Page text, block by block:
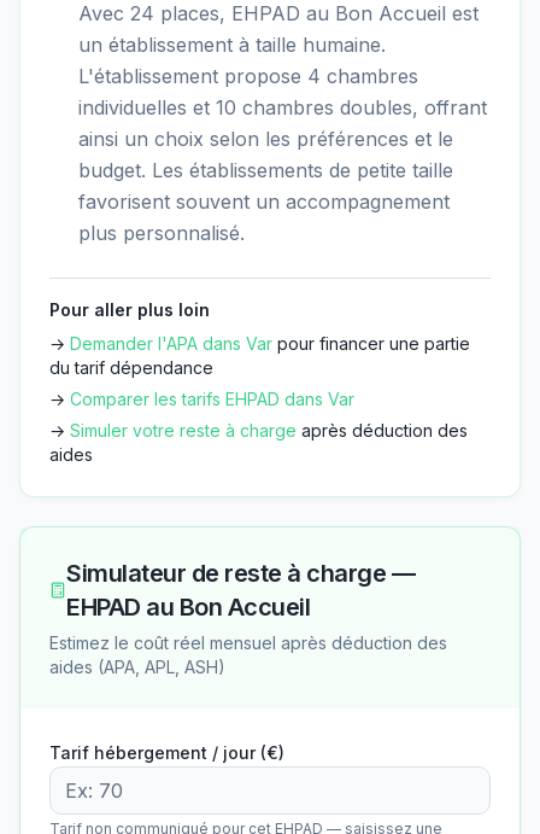
Avec 24 places, EHPAD au Bon Accueil est
un établissement à taille humaine.
L'établissement propose 4 chambres
individuelles et 10 chambres doubles, offrant
ainsi un choix selon les préférences et le
budget. Les établissements de petite taille
favorisent souvent un accompagnement
plus personnalisé.
Pour aller plus loin
→ Demander l'APA dans Var pour financer une partie
du tarif dépendance
→ Comparer les tarifs EHPAD dans Var
→ Simuler votre reste à charge après déduction des
aides
Simulateur de reste à charge —
EHPAD au Bon Accueil
Estimez le coût réel mensuel après déduction des
aides (APA, APL, ASH)
Tarif hébergement / jour (€)
Tarif non communiqué pour cet EHPAD — saisissez une